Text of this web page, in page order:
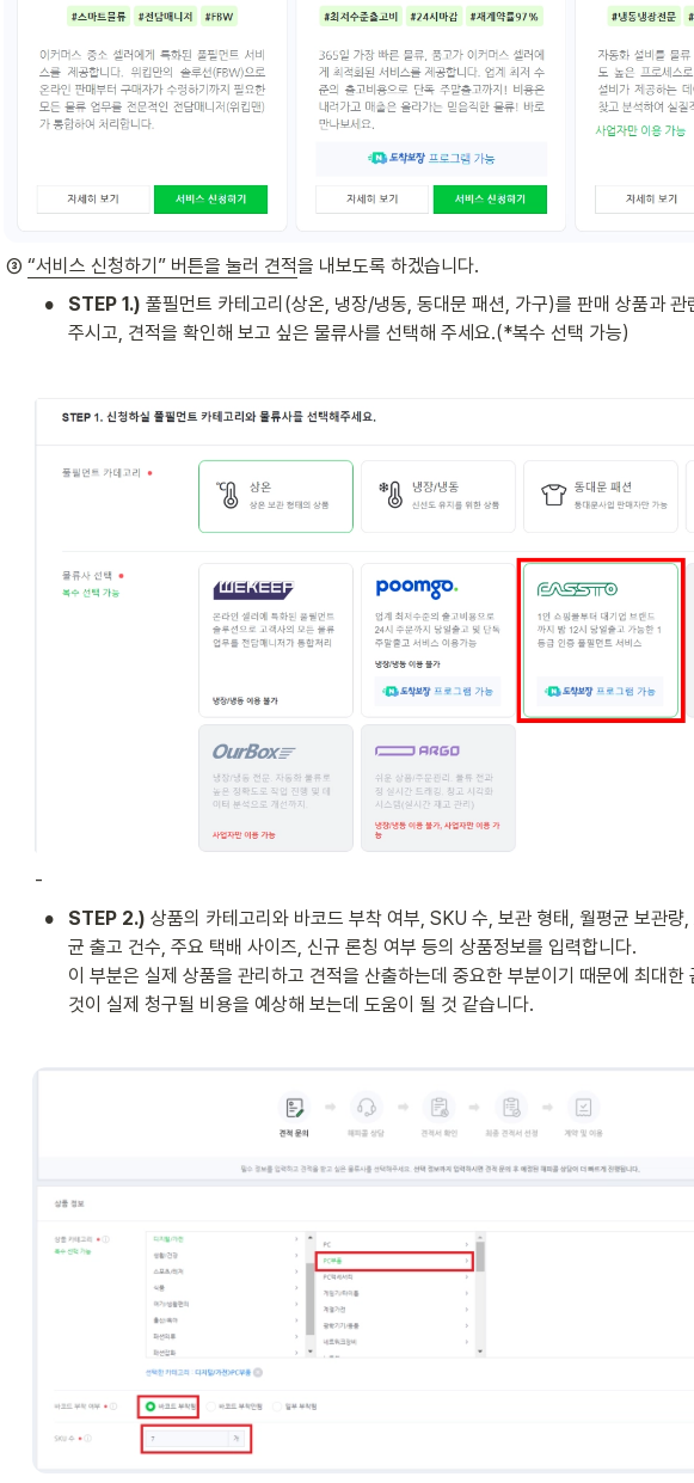
③ “서비스 신청하기” 버튼을 눌러 견적을 내보도록 하겠습니다.
• STEP 1.) 풀필먼트 카테고리(상온, 냉장/냉동, 동대문 패션, 가구)를 판매 상품과 관
주시고, 견적을 확인해 보고 싶은 물류사를 선택해 주세요.(*복수 선택 가능)
-
• STEP 2.) 상품의 카테고리와 바코드 부착 여부, SKU 수, 보관 형태, 월평균 보관량
균 출고 건수, 주요 택배 사이즈, 신규 론칭 여부 등의 상품정보를 입력합니다.
이 부분은 실제 상품을 관리하고 견적을 산출하는데 중요한 부분이기 때문에 최대한
것이 실제 청구될 비용을 예상해 보는데 도움이 될 것 같습니다.